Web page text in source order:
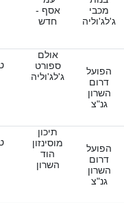
מכבי
ג'לג'וליה
אסף -
חדש
הפועל
דרום
השרון
גנ"צ
אולם
ספורט
ג'לג'וליה
הפועל
דרום
השרון
גנ"צ
תיכון
מוסינזון
הוד
השרון